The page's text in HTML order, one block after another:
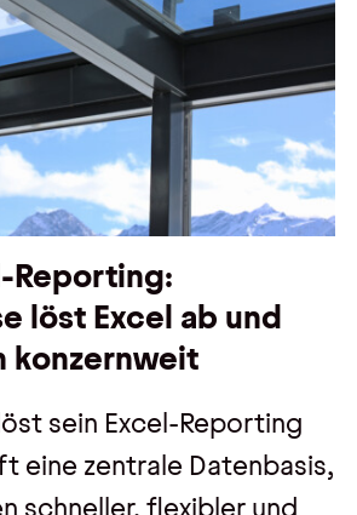
Reporting:
löst Excel ab und
konzernweit
sein Excel-Reporting
eine zentrale Datenbasis,
schneller, flexibler und